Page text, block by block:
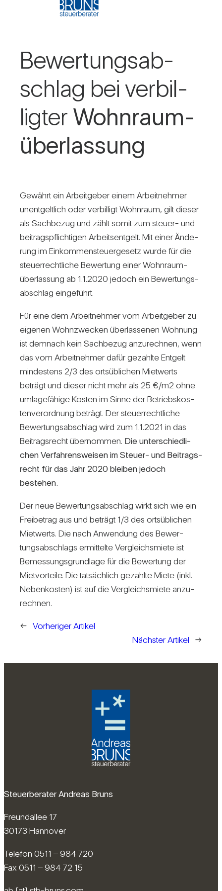
Bewer­tungs­ab­
schlag bei ver­bil­
ligter Wohn­raum­
über­las­sung
Gewährt ein Arbeit­geber einem Arbeit­nehmer
unent­gelt­lich oder ver­bil­ligt Wohn­raum, gilt dieser
als Sach­bezug und zählt somit zum steuer- und
bei­trags­pflich­tigen Arbeits­ent­gelt. Mit einer Ände­
rung im Ein­kom­men­steu­er­ge­setz wurde für die
steu­er­recht­liche Bewer­tung einer Wohn­raum­
über­las­sung ab 1.1.2020 jedoch ein Bewer­tungs­
ab­schlag ein­ge­führt.
Für eine dem Arbeit­nehmer vom Arbeit­geber zu
eigenen Wohn­zwe­cken über­las­senen Woh­nung
ist dem­nach kein Sach­bezug anzu­rechnen, wenn
das vom Arbeit­nehmer dafür gezahlte Ent­gelt
min­des­tens 2/​3 des orts­üb­li­chen Miet­werts
beträgt und dieser nicht mehr als 25 €/​m2 ohne
umla­ge­fä­hige Kosten im Sinne der Betriebs­kos­
ten­ver­ord­nung beträgt. Der steu­er­recht­liche
Bewer­tungs­ab­schlag wird zum 1.1.2021 in das
Bei­trags­recht über­nommen. Die unter­schied­li­
chen Ver­fah­rens­weisen im Steuer- und Bei­trags­
recht für das Jahr 2020 bleiben jedoch
bestehen.
Der neue Bewer­tungs­ab­schlag wirkt sich wie ein
Frei­be­trag aus und beträgt 1/​3 des orts­üb­li­chen
Miet­werts. Die nach Anwen­dung des Bewer­
tungs­ab­schlags ermit­telte Ver­gleichs­miete ist
Bemes­sungs­grund­lage für die Bewer­tung der
Miet­vor­teile. Die tat­säch­lich gezahlte Miete (inkl.
Neben­kosten) ist auf die Ver­gleichs­miete anzu­
rechnen.
← Vorheriger Artikel
Nächster Artikel
→
Steuerberater Andreas Bruns
Freundallee 17
30173 Hannover
Telefon 0511 – 984 720
Fax 0511 – 984 72 15